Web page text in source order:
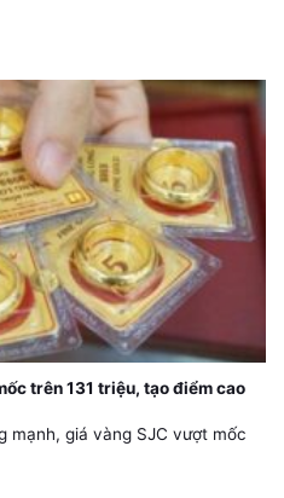
trên 131 triệu, tạo điểm cao
mạnh, giá vàng SJC vượt mốc